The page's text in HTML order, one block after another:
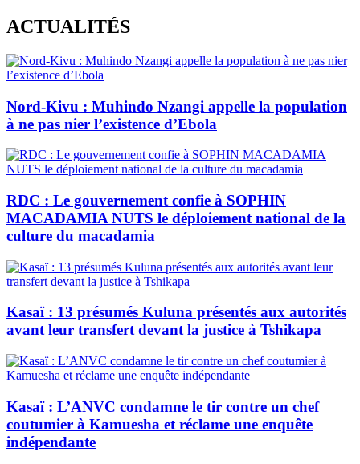
Skip
to
content
ACTUALITÉS
Nord-Kivu : Muhindo Nzangi appelle la population
à ne pas nier l’existence d’Ebola
RDC : Le gouvernement confie à SOPHIN
MACADAMIA NUTS le déploiement national de la
culture du macadamia
Kasaï : 13 présumés Kuluna présentés aux autorités
avant leur transfert devant la justice à Tshikapa
Kasaï : L’ANVC condamne le tir contre un chef
coutumier à Kamuesha et réclame une enquête
indépendante